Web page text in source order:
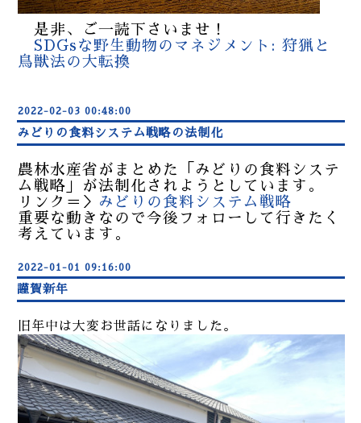
是非、ご一読下さいませ！
SDGsな野生動物のマネジメント: 狩猟と
鳥獣法の大転換
2022-02-03 00:48:00
みどりの食料システム戦略の法制化
農林水産省がまとめた「みどりの食料システ
ム戦略」が法制化されようとしています。
リンク＝＞ みどりの食料システム戦略
重要な動きなので今後フォローして行きたく
考えています。
2022-01-01 09:16:00
謹賀新年
旧年中は大変お世話になりました。